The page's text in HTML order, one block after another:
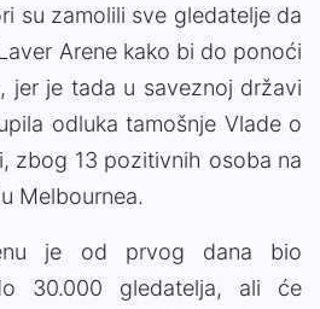
su zamolili sve gledatelje da
Arene kako bi do ponoći
jer je tada u saveznoj državi
odluka tamošnje Vlade o
zbog 13 pozitivnih osoba na
Melbournea.
je od prvog dana bio
30.000 gledatelja, ali će